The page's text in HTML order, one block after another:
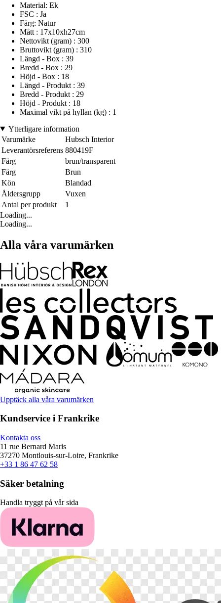
Material: Ek
FSC : Ja
Färg: Natur
Mått : 17x10xh27cm
Nettovikt (gram) : 300
Bruttovikt (gram) : 310
Längd - Box : 39
Bredd - Box : 29
Höjd - Box : 18
Längd - Produkt : 39
Bredd - Produkt : 29
Höjd - Produkt : 18
Maximal vikt på hyllan (kg) : 1
Ytterligare information
Varumärke
Hubsch Interior
Leverantörsreferens 880419F
Färg
brun/transparent
Färg
Brun
Kön
Blandad
Åldersgrupp
Vuxen
Antal per produkt
1
Loading...
Loading...
Alla våra varumärken
Upptäck alla våra varumärken
Kundservice i Frankrike
Kontakta oss
11 rue Bernard Maris
37270 Montlouis-sur-Loire, Frankrike
+33 1 86 47 62 58
Säker betalning
Handla tryggt på vår sida